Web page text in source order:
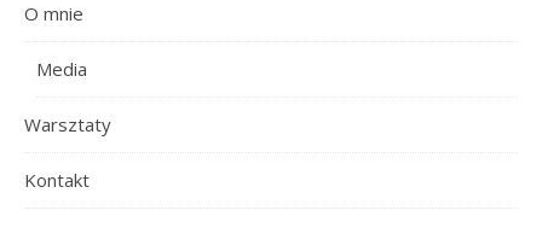
O mnie
Media
Warsztaty
Kontakt